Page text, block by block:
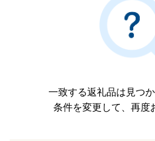
一致する返礼品は見つ
条件を変更して、再度